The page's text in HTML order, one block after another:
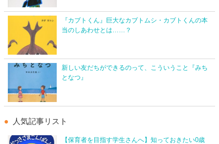
『カブトくん』巨大なカブトムシ・カブトくんの本
当のしあわせとは……？
新しい友だちができるのって、こういうこと『みち
となつ』
人気記事リスト
【保育者を目指す学生さんへ】知っておきたい0歳